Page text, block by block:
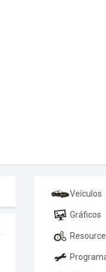
Veículos
Gráficos